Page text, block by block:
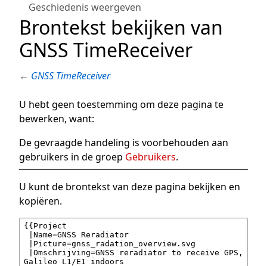
Geschiedenis weergeven
Brontekst bekijken van
GNSS TimeReceiver
← GNSS TimeReceiver
U hebt geen toestemming om deze pagina te
bewerken, want:
De gevraagde handeling is voorbehouden aan
gebruikers in de groep Gebruikers.
U kunt de brontekst van deze pagina bekijken en
kopiëren.